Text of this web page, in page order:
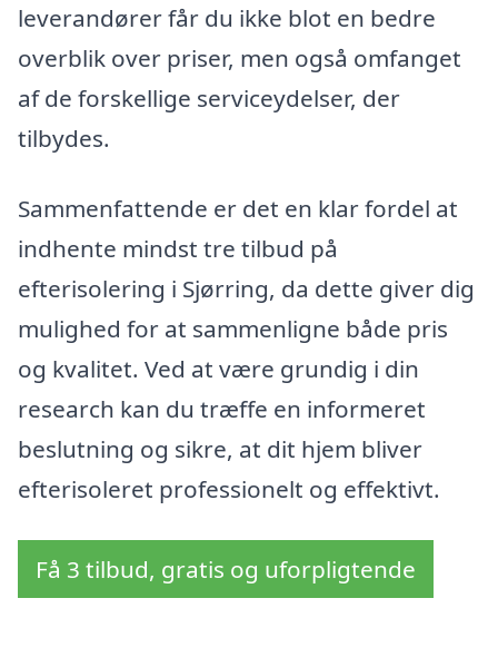
leverandører får du ikke blot en bedre
overblik over priser, men også omfanget
af de forskellige serviceydelser, der
tilbydes.
Sammenfattende er det en klar fordel at
indhente mindst tre tilbud på
efterisolering i Sjørring, da dette giver dig
mulighed for at sammenligne både pris
og kvalitet. Ved at være grundig i din
research kan du træffe en informeret
beslutning og sikre, at dit hjem bliver
efterisoleret professionelt og effektivt.
Få 3 tilbud, gratis og uforpligtende